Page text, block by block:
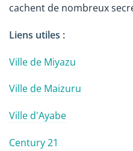
cachent de nombreux
Liens utiles :
Ville de Miyazu
Ville de Maizuru
Ville d'Ayabe
Century 21